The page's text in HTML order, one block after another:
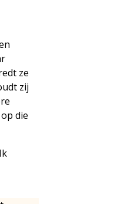
ze
zij
die